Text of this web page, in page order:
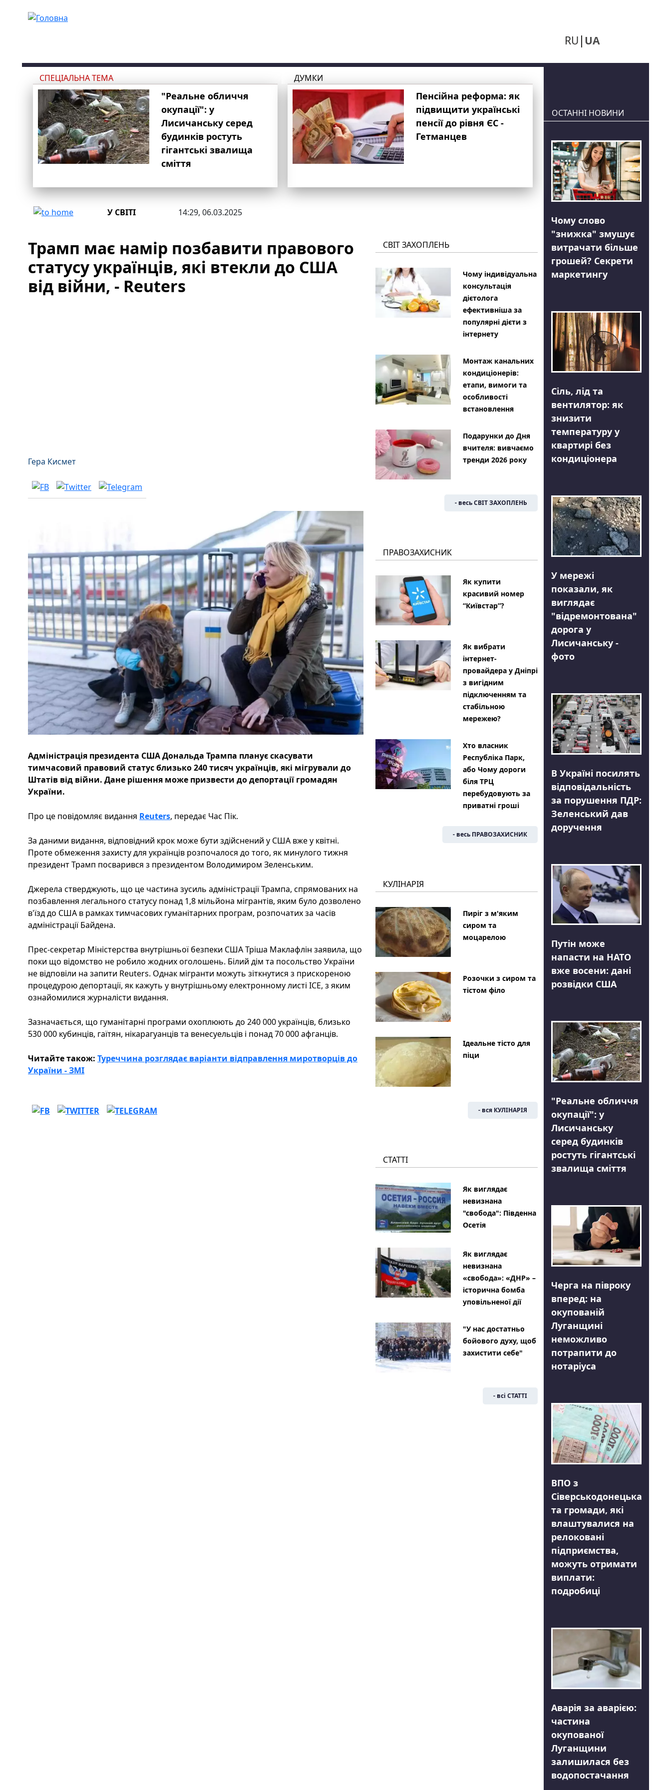
RU UA
СПЕЦІАЛЬНА ТЕМА
"Реальне обличчя
окупації": у
Лисичанську серед
будинків ростуть
гігантські звалища
сміття
ДУМКИ
Пенсійна реформа: як
підвищити українські
пенсії до рівня ЄС -
Гетманцев
У СВІТІ 14:29, 06.03.2025
Трамп має намір позбавити правового
статусу українців, які втекли до США
від війни, - Reuters
Гера Кисмет
Адміністрація президента США Дональда Трампа планує скасувати
тимчасовий правовий статус близько 240 тисяч українців, які мігрували до
Штатів від війни. Дане рішення може призвести до депортації громадян
України.
Про це повідомляє видання Reuters, передає Час Пік.
За даними видання, відповідний крок може бути здійснений у США вже у квітні.
Проте обмеження захисту для українців розпочалося до того, як минулого тижня
президент Трамп посварився з президентом Володимиром Зеленським.
Джерела стверджують, що це частина зусиль адміністрації Трампа, спрямованих на
позбавлення легального статусу понад 1,8 мільйона мігрантів, яким було дозволено
в'їзд до США в рамках тимчасових гуманітарних програм, розпочатих за часів
адміністрації Байдена.
Прес-секретар Міністерства внутрішньої безпеки США Тріша Маклафлін заявила, що
поки що відомство не робило жодних оголошень. Білий дім та посольство України
не відповіли на запити Reuters. Однак мігранти можуть зіткнутися з прискореною
процедурою депортації, як кажуть у внутрішньому електронному листі ICE, з яким
ознайомилися журналісти видання.
Зазначається, що гуманітарні програми охоплюють до 240 000 українців, близько
530 000 кубинців, гаїтян, нікарагуанців та венесуельців і понад 70 000 афганців.
Читайте також: Туреччина розглядає варіанти відправлення миротворців до
України - ЗМІ
СВІТ ЗАХОПЛЕНЬ
Чому індивідуальна
консультація
дієтолога
ефективніша за
популярні дієти з
інтернету
Монтаж канальних
кондиціонерів:
етапи, вимоги та
особливості
встановлення
Подарунки до Дня
вчителя: вивчаємо
тренди 2026 року
- весь СВІТ ЗАХОПЛЕНЬ
ПРАВОЗАХИСНИК
Як купити
красивий номер
“Київстар”?
Як вибрати
інтернет-
провайдера у Дніпрі
з вигідним
підключенням та
стабільною
мережею?
Хто власник
Республіка Парк,
або Чому дороги
біля ТРЦ
перебудовують за
приватні гроші
- весь ПРАВОЗАХИСНИК
КУЛІНАРІЯ
Пиріг з м'яким
сиром та
моцарелою
Розочки з сиром та
тістом філо
Ідеальне тісто для
піци
- вся КУЛІНАРІЯ
СТАТТІ
Як виглядає
невизнана
"свобода": Південна
Осетія
Як виглядає
невизнана
«свобода»: «ДНР» –
історична бомба
уповільненої дії
"У нас достатньо
бойового духу, щоб
захистити себе"
- всі СТАТТІ
ОСТАННІ НОВИНИ
Чому слово
"знижка" змушує
витрачати більше
грошей? Секрети
маркетингу
Сіль, лід та
вентилятор: як
знизити
температуру у
квартирі без
кондиціонера
У мережі
показали, як
виглядає
"відремонтована"
дорога у
Лисичанську -
фото
В Україні посилять
відповідальність
за порушення ПДР:
Зеленський дав
доручення
Путін може
напасти на НАТО
вже восени: дані
розвідки США
"Реальне обличчя
окупації": у
Лисичанську
серед будинків
ростуть гігантські
звалища сміття
Черга на півроку
вперед: на
окупованій
Луганщині
неможливо
потрапити до
нотаріуса
ВПО з
Сіверськодонецька
та громади, які
влаштувалися на
релоковані
підприємства,
можуть отримати
виплати:
подробиці
Аварія за аварією:
частина
окупованої
Луганщини
залишилася без
водопостачання